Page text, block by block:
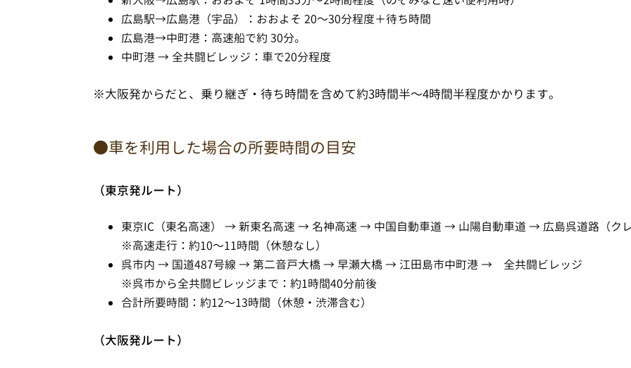
広島駅→広島港（宇品）：おおよそ 20〜30分程度＋待ち時間
広島港→中町港：高速船で約 30分。
中町港 → 全共闘ビレッジ：車で20分程度
※大阪発からだと、乗り継ぎ・待ち時間を含めて約3時間半〜4時間半程度かかります。
●車を利用した場合の所要時間の目安
（東京発ルート）
東京IC（東名高速） → 新東名高速 → 名神高速 → 中国自動車道 → 山陽自動車道 → 広島呉道路（クレ
※高速走行：約10〜11時間（休憩なし）
呉市内 → 国道487号線 → 第二音戸大橋 → 早瀬大橋 → 江田島市中町港 → 全共闘ビレッジ
※呉市から全共闘ビレッジまで：約1時間40分前後
合計所要時間：約12〜13時間（休憩・渋滞含む）
（大阪発ルート）